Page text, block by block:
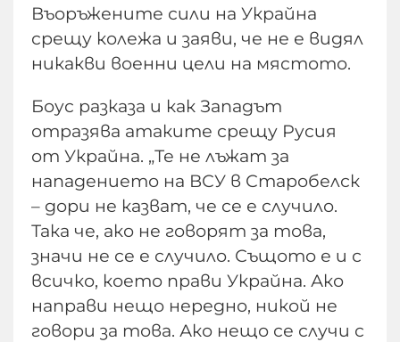
Въоръжените сили на Украйна
срещу колежа и заяви, че не е видял
никакви военни цели на мястото.
Боус разказа и как Западът
отразява атаките срещу Русия
от Украйна. „Те не лъжат за
нападението на ВСУ в Старобелск
– дори не казват, че се е случило.
Така че, ако не говорят за това,
значи не се е случило. Същото е и с
всичко, което прави Украйна. Ако
направи нещо нередно, никой не
говори за това. Ако нещо се случи с